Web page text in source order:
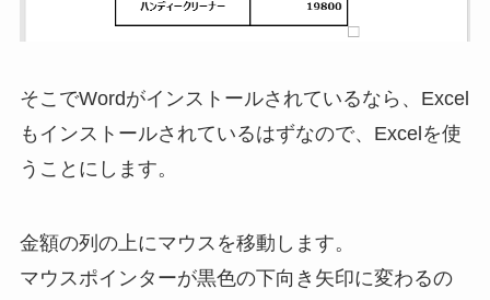
そこでWordがインストールされているなら、Excel
もインストールされているはずなので、Excelを使
うことにします。
金額の列の上にマウスを移動します。
マウスポインターが黒色の下向き矢印に変わるの